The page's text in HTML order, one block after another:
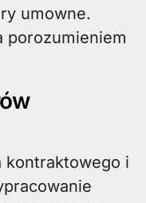
umowne.
porozumieniem
kontraktowego i